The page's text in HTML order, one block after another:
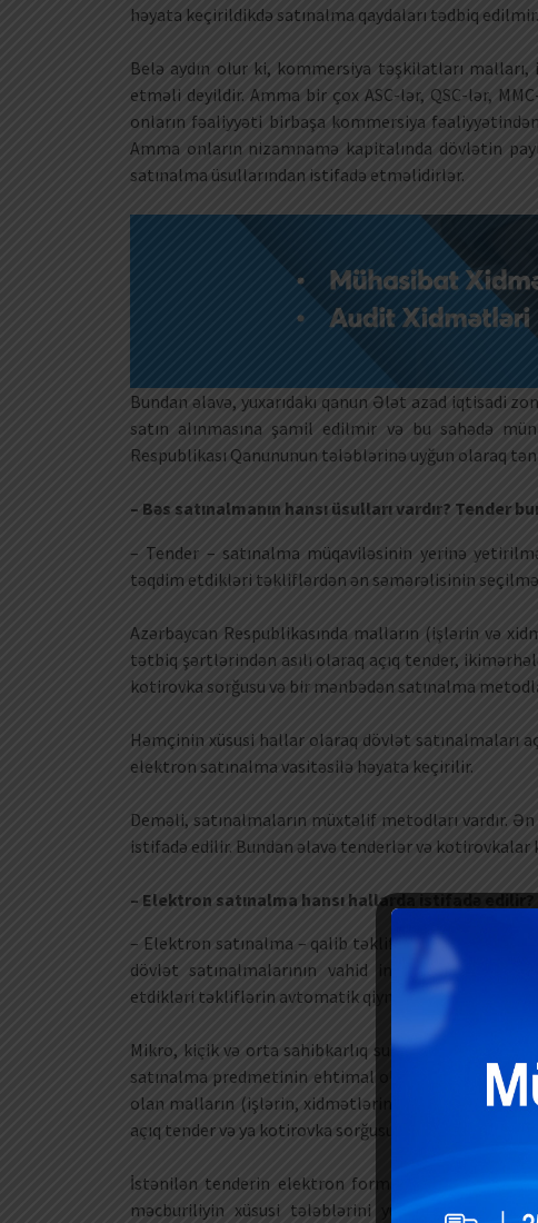
həyata keçirildikdə satınalma qaydaları tədbiq edilmir.
Belə aydın olur ki, kommersiya təşkilatları
etməli deyildir. Amma bir çox ASC-lər, QSC-lər,
onların fəaliyyəti birbaşa kommersiya
Amma onların nizamnamə kapitalında dövlətin
satınalma üsullarından istifadə etməlidirlər.
Bundan əlavə, yuxarıdakı qanun Ələt azad iqtisadi
satın alınmasına şamil edilmir və bu sahədə
Respublikası Qanununun tələblərinə uyğun olaraq
– Bəs satınalmanın hansı üsulları vardır? Tender
– Tender – satınalma müqaviləsinin yerinə
təqdim etdikləri təkliflərdən ən səmərəlisinin
Azərbaycan Respublikasında malların (işlərin və
tətbiq şərtlərindən asılı olaraq açıq tender,
kotirovka sorğusu və bir mənbədən satınalma
Həmçinin xüsusi hallar olaraq dövlət satınalmaları
elektron satınalma vasitəsilə həyata keçirilir.
Deməli, satınalmaların müxtəlif metodları vardır.
istifadə edilir. Bundan əlavə tenderlər və
– Elektron satınalma hansı hallarda istifadə edilir?
– Elektron satınalma – qalib təklifin seçilməsi üçün
dövlət satınalmalarının vahid internet portalı
etdikləri təkliflərin avtomatik qiymətləndirilməsini
Mikro, kiçik və orta sahibkarlıq subyektlərinin
satınalma predmetinin ehtimal olunan qiyməti 3,0
olan malların (işlərin, xidmətlərin) satın alınması
açıq tender və ya kotirovka sorğusu üsulunu tətbiq
İstənilən tenderin elektron formada həyata
məcburiliyin xüsusi tələblərini yuxarıda qeyd